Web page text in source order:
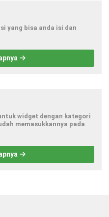
yang bisa anda isi dan
widget dengan kategori
memasukkannya pada